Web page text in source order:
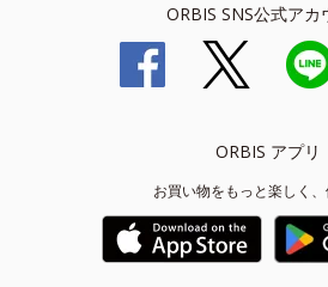
ORBIS SNS公式アカ
ORBIS アプリ
お買い物をもっと楽しく、